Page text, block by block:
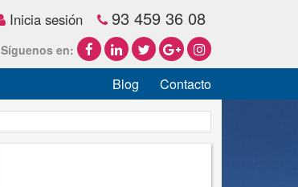
Inicia sesión 93 459 36 08
Síguenos en:
Blog Contacto